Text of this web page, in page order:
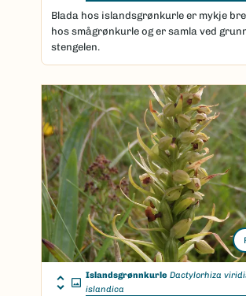
Blada hos islandsgrønkurle er mykje
hos smågrønkurle og er samla ved
stengelen.
Islandsgrønnkurle Dactylorhiza
islandica